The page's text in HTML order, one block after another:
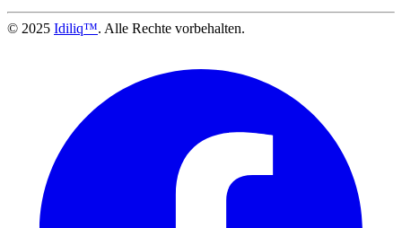
© 2025 Idiliq™. Alle Rechte vorbehalten.